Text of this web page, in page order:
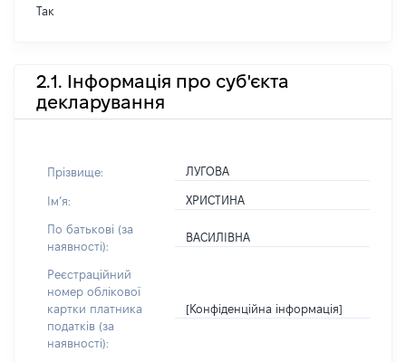
Так
2.1. Інформація про суб'єкта
декларування
Прізвище: ЛУГОВА
Імʼя: ХРИСТИНА
По батькові (за
наявності):
ВАСИЛІВНА
Реєстраційний
номер облікової
картки платника
податків (за
наявності):
[Конфіденційна інформація]